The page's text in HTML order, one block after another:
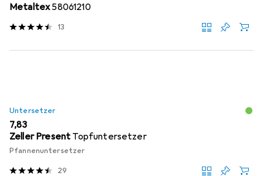
Metaltex58061210
13
Untersetzer
EUR
7,83
Zeller Present Topfuntersetzer
Pfannenuntersetzer
29